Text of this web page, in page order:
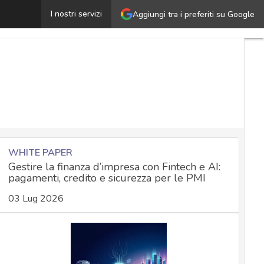
Aggiungi tra i preferiti su Google
I nostri servizi
criminal hacker a cyber soldier: i nuovi rischi mentre
WHITE PAPER
Gestire la finanza d’impresa con Fintech e AI:
pagamenti, credito e sicurezza per le PMI
03 Lug 2026